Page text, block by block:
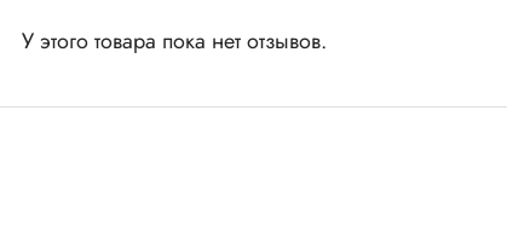
У этого товара пока нет отзывов.